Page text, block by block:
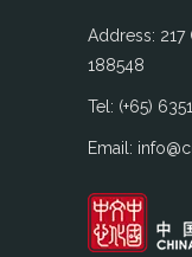
Address: 217
188548
Tel: (+65)
Email: